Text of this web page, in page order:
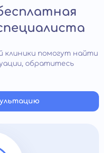
помогут найти
обратитесь